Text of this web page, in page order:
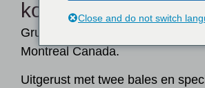
koperindustrie
Grue de répartition voor CCR
Montreal Canada.
Uitgerust met twee bales en
Close and do not switch